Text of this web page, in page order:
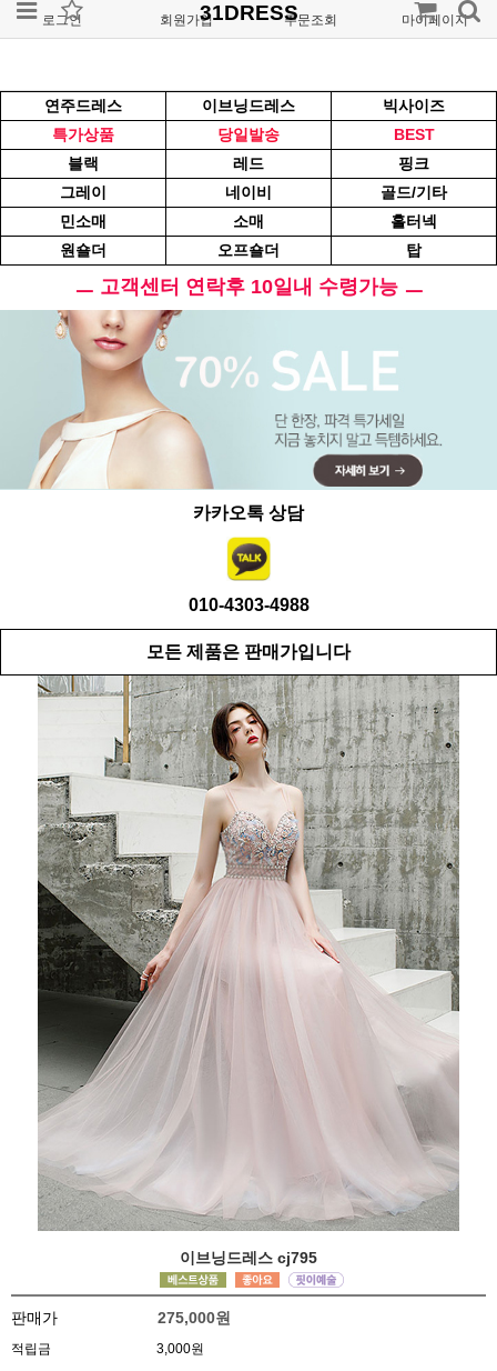
로그인 회원가입 주문조회 마이페이지
31DRESS
연주드레스 이브닝드레스
빅사이즈
특가상품
당일발송
BEST
블랙
레드
핑크
그레이
네이비
골드/기타
민소매
소매
홀터넥
원숄더
오프숄더 탑
ㅡ 고객센터 연락후 10일내 수령가능 ㅡ
카카오톡 상담
010-4303-4988
모든 제품은 판매가입니다
이브닝드레스 cj795
판매가 275,000원
적립금 3,000원